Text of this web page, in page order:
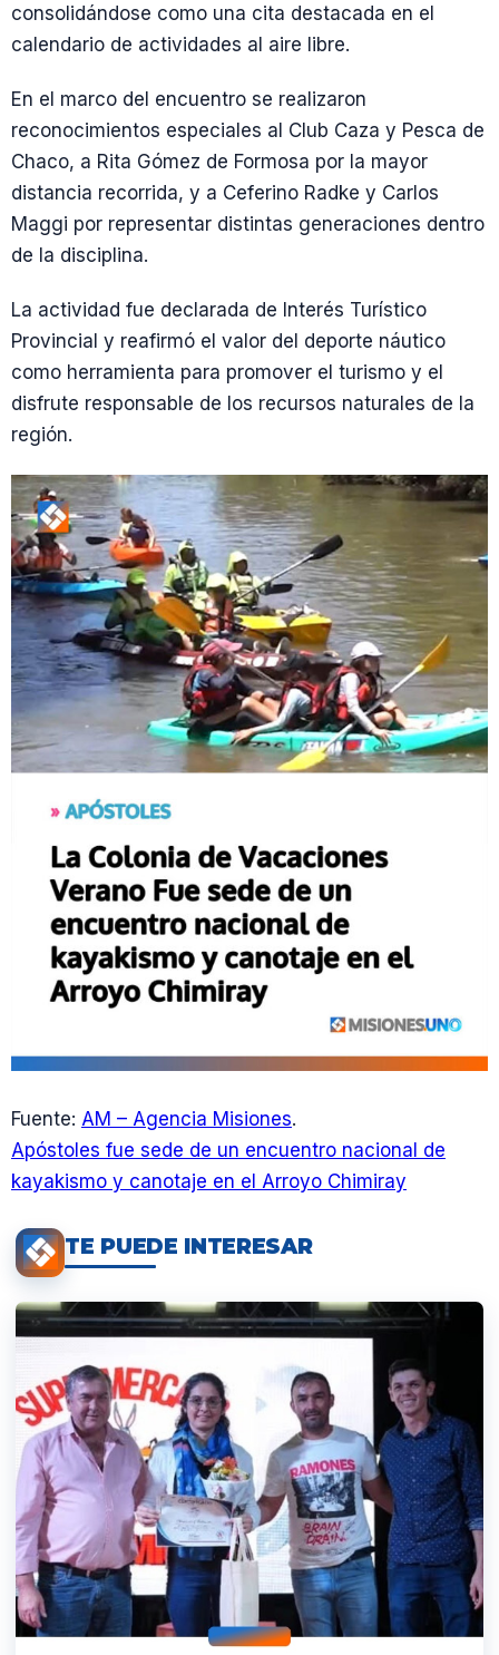
consolidándose como una cita destacada en el
calendario de actividades al aire libre.
En el marco del encuentro se realizaron
reconocimientos especiales al Club Caza y Pesca de
Chaco, a Rita Gómez de Formosa por la mayor
distancia recorrida, y a Ceferino Radke y Carlos
Maggi por representar distintas generaciones dentro
de la disciplina.
La actividad fue declarada de Interés Turístico
Provincial y reafirmó el valor del deporte náutico
como herramienta para promover el turismo y el
disfrute responsable de los recursos naturales de la
región.
Fuente: AM – Agencia Misiones.
Apóstoles fue sede de un encuentro nacional de
kayakismo y canotaje en el Arroyo Chimiray
TE PUEDE INTERESAR